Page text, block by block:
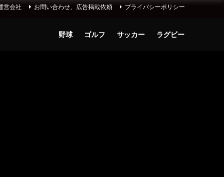
営会社 お問い合わせ、広告掲載依頼 プライバシーポリシー
野球 ゴルフ サッカー ラグビー